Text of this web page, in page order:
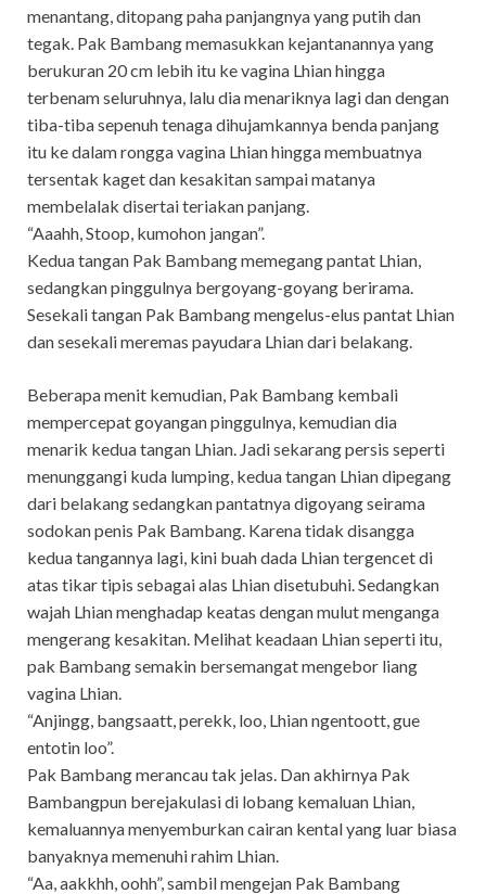
menantang, ditopang paha panjangnya yang putih dan
tegak. Pak Bambang memasukkan kejantanannya yang
berukuran 20 cm lebih itu ke vagina Lhian hingga
terbenam seluruhnya, lalu dia menariknya lagi dan dengan
tiba-tiba sepenuh tenaga dihujamkannya benda panjang
itu ke dalam rongga vagina Lhian hingga membuatnya
tersentak kaget dan kesakitan sampai matanya
membelalak disertai teriakan panjang.
“Aaahh, Stoop, kumohon jangan”.
Kedua tangan Pak Bambang memegang pantat Lhian,
sedangkan pinggulnya bergoyang-goyang berirama.
Sesekali tangan Pak Bambang mengelus-elus pantat Lhian
dan sesekali meremas payudara Lhian dari belakang.
Beberapa menit kemudian, Pak Bambang kembali
mempercepat goyangan pinggulnya, kemudian dia
menarik kedua tangan Lhian. Jadi sekarang persis seperti
menunggangi kuda lumping, kedua tangan Lhian dipegang
dari belakang sedangkan pantatnya digoyang seirama
sodokan penis Pak Bambang. Karena tidak disangga
kedua tangannya lagi, kini buah dada Lhian tergencet di
atas tikar tipis sebagai alas Lhian disetubuhi. Sedangkan
wajah Lhian menghadap keatas dengan mulut menganga
mengerang kesakitan. Melihat keadaan Lhian seperti itu,
pak Bambang semakin bersemangat mengebor liang
vagina Lhian.
“Anjingg, bangsaatt, perekk, loo, Lhian ngentoott, gue
entotin loo”.
Pak Bambang merancau tak jelas. Dan akhirnya Pak
Bambangpun berejakulasi di lobang kemaluan Lhian,
kemaluannya menyemburkan cairan kental yang luar biasa
banyaknya memenuhi rahim Lhian.
“Aa, aakkhh, oohh”, sambil mengejan Pak Bambang